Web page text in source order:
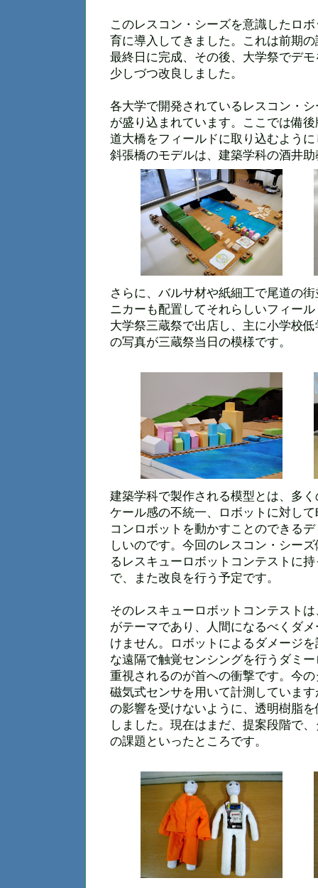
このレスコン・シーズを意識したロ
育に導入してきました。これは前期
最終日に完成、その後、大学祭でデ
少しづつ改良しました。
各大学で開発されているレスコン・
が盛り込まれています。ここでは備
道大橋をフィールドに取り込むよう
斜張橋のモデルは、建築学科の酒井
さらに、バルサ材や紙細工で尾道の
ニカーも配置してそれらしいフィー
大学祭三蔵祭で出店し、主に小学校
の写真が三蔵祭当日の模様です。
建築学科で製作される模型とは、多
ケール感の不統一、ロボットに対し
コンロボットを動かすことのできる
しいのです。今回のレスコン・シー
るレスキューロボットコンテストに
で、また改良を行う予定です。
そのレスキューロボットコンテスト
がテーマであり、人間になるべくダ
けません。ロボットによるダメージ
な遠隔で触覚センシングを行うダミ
重視されるのが首への衝撃です。今
磁気式センサを用いて計測していま
の影響を受けないように、透明樹脂
しました。現在はまだ、提案段階で
の課題といったところです。